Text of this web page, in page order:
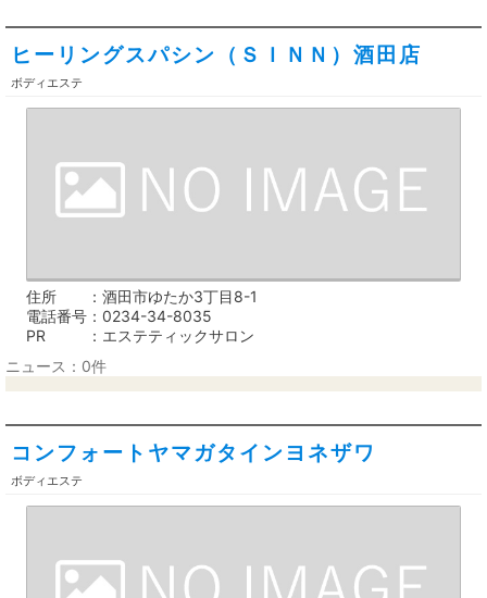
ヒーリングスパシン（ＳＩＮＮ）酒田店
ボディエステ
住所
酒田市ゆたか3丁目8-1
電話番号
0234-34-8035
PR
エステティックサロン
ニュース：0件
コンフォートヤマガタインヨネザワ
ボディエステ